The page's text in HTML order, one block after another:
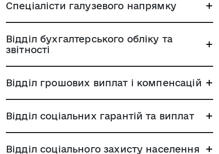
Спеціалісти галузевого напрямку
Відділ бухгалтерського обліку та
звітності
Відділ грошових виплат і компенсацій
Відділ соціальних гарантій та виплат
Відділ соціального захисту населення